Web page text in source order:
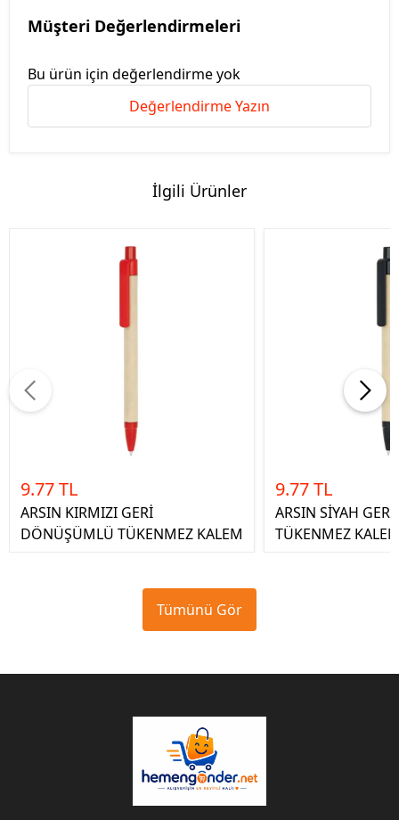
Müşteri Değerlendirmeleri
Bu ürün için değerlendirme yok
Değerlendirme Yazın
İlgili Ürünler
9.77 TL
ARSIN KIRMIZI GERİ
DÖNÜŞÜMLÜ TÜKENMEZ KALEM
9.77 TL
ARSIN SİYAH
TÜKENMEZ
Tümünü Gör